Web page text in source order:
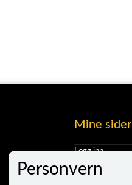
Mine sider
Logg inn
Vilkår
Personvern